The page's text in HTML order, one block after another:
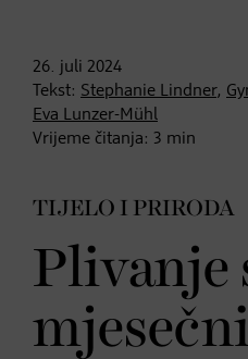
26. juli 2024
Tekst: Stephanie Lindner,
Eva Lunzer-Mühl
Vrijeme čitanja: 3 min
TIJELO I PRIRODA
Plivanje